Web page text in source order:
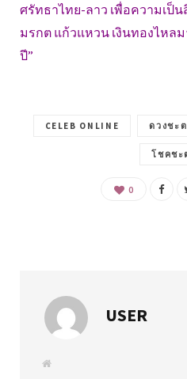
ศรัทธาไทย-ลาว เพื่อความเป็
มรกต แก้วแหวน เงินทองไหล
ปี”
CELEB ONLINE ดวงชะ
โชคชะ
0
USER
W